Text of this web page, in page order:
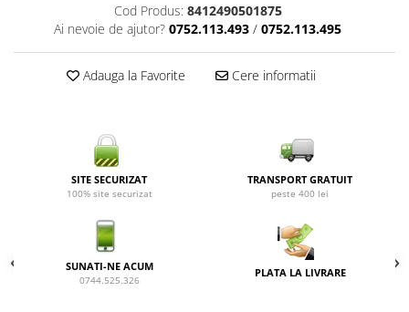
Cod Produs: 8412490501875
Ai nevoie de ajutor? 0752.113.493 / 0752.113.495
Adauga la Favorite Cere informatii
SITE SECURIZAT
100% site securizat
TRANSPORT GRATUIT
peste 400 lei
SUNATI-NE ACUM
0744.525.326
PLATA LA LIVRARE